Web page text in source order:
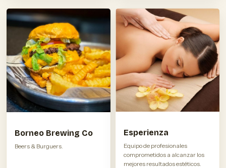
Borneo Brewing Co
Beers & Burguers.
Esperienza
Equipo de profesionales
comprometidos a alcanzar los
mejores resultados estéticos.